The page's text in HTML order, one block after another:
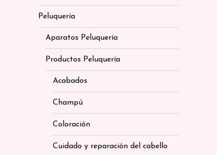
Peluquería
Aparatos Peluquería
Productos Peluquería
Acabados
Champú
Coloración
Cuidado y reparación del cabello